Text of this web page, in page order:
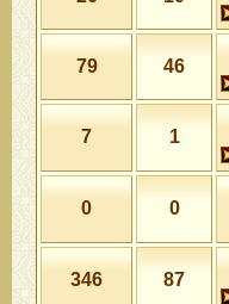
46
79
1
7
0
0
87
346